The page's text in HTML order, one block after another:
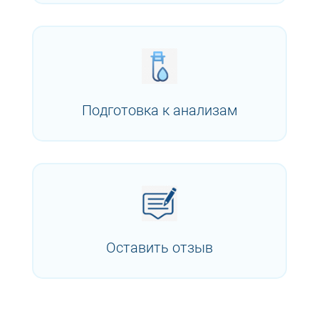
Подготовка к анализам
Оставить отзыв